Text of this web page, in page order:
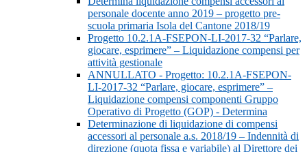
personale docente anno 2019 – progetto pre-
scuola primaria Isola del Cantone 2018/19
Progetto 10.2.1A-FSEPON-LI-2017-32 “Parlare,
giocare, esprimere” – Liquidazione compensi per
attività gestionale
ANNULLATO - Progetto: 10.2.1A-FSEPON-
LI-2017-32 “Parlare, giocare, esprimere” –
Liquidazione compensi componenti Gruppo
Operativo di Progetto (GOP) - Determina
Determinazione di liquidazione di compensi
accessori al personale a.s. 2018/19 – Indennità di
direzione (quota fissa e variabile) al Direttore dei